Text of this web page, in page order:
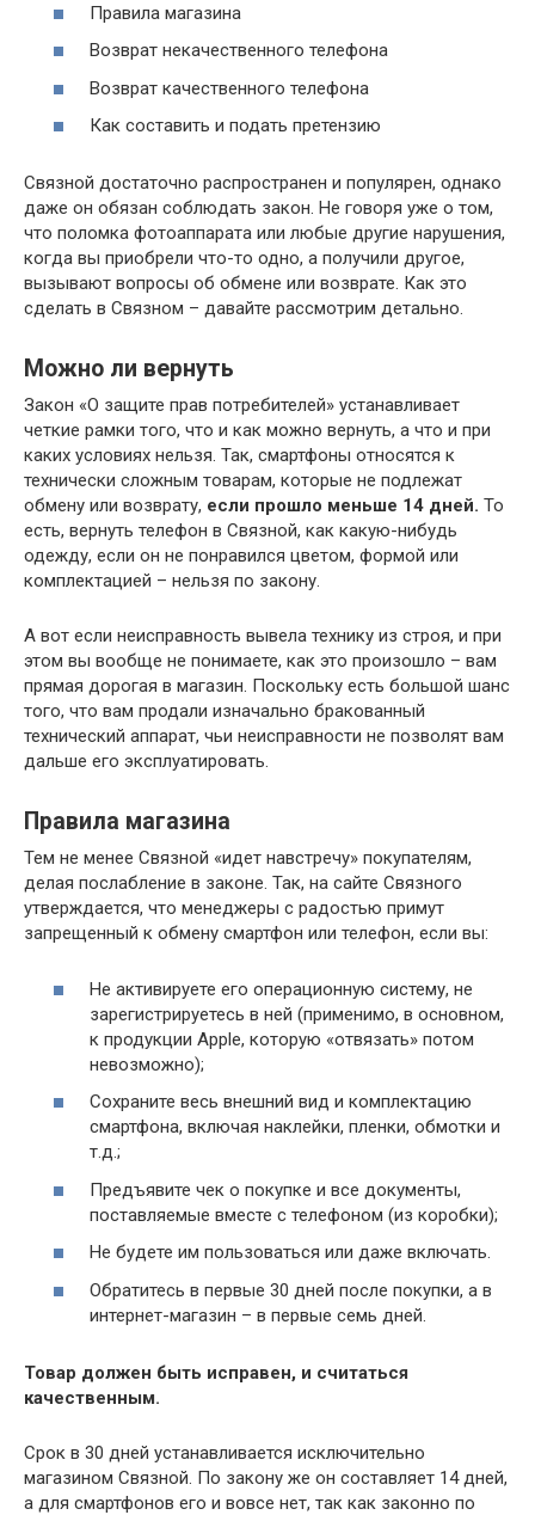
Правила магазина
Возврат некачественного телефона
Возврат качественного телефона
Как составить и подать претензию
Связной достаточно распространен и популярен, однако
даже он обязан соблюдать закон. Не говоря уже о том,
что поломка фотоаппарата или любые другие нарушения,
когда вы приобрели что-то одно, а получили другое,
вызывают вопросы об обмене или возврате. Как это
сделать в Связном – давайте рассмотрим детально.
Можно ли вернуть
Закон «О защите прав потребителей» устанавливает
четкие рамки того, что и как можно вернуть, а что и при
каких условиях нельзя. Так, смартфоны относятся к
технически сложным товарам, которые не подлежат
обмену или возврату, если прошло меньше 14 дней. То
есть, вернуть телефон в Связной, как какую-нибудь
одежду, если он не понравился цветом, формой или
комплектацией – нельзя по закону.
А вот если неисправность вывела технику из строя, и при
этом вы вообще не понимаете, как это произошло – вам
прямая дорогая в магазин. Поскольку есть большой шанс
того, что вам продали изначально бракованный
технический аппарат, чьи неисправности не позволят вам
дальше его эксплуатировать.
Правила магазина
Тем не менее Связной «идет навстречу» покупателям,
делая послабление в законе. Так, на сайте Связного
утверждается, что менеджеры с радостью примут
запрещенный к обмену смартфон или телефон, если вы:
Не активируете его операционную систему, не
зарегистрируетесь в ней (применимо, в основном,
к продукции Apple, которую «отвязать» потом
невозможно);
Сохраните весь внешний вид и комплектацию
смартфона, включая наклейки, пленки, обмотки и
т.д.;
Предъявите чек о покупке и все документы,
поставляемые вместе с телефоном (из коробки);
Не будете им пользоваться или даже включать.
Обратитесь в первые 30 дней после покупки, а в
интернет-магазин – в первые семь дней.
Товар должен быть исправен, и считаться
качественным.
Срок в 30 дней устанавливается исключительно
магазином Связной. По закону же он составляет 14 дней,
а для смартфонов его и вовсе нет, так как законно по